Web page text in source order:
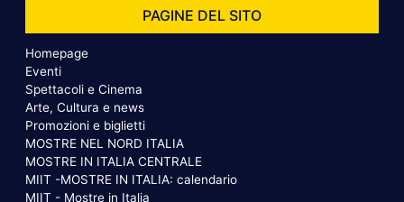
PAGINE DEL SITO
Homepage
Eventi
Spettacoli e Cinema
Arte, Cultura e news
Promozioni e biglietti
MOSTRE NEL NORD ITALIA
MOSTRE IN ITALIA CENTRALE
MIIT -MOSTRE IN ITALIA: calendario
MIIT - Mostre in Italia